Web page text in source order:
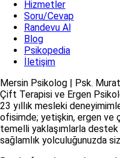
Hizmetler
Soru/Cevap
Randevu Al
Blog
Psikopedia
İletişim
Mersin Psikolog | Psk.
Çift Terapisi ve Ergen
23 yıllık mesleki
ofisimde; yetişkin, ergen ve
temelli yaklaşımlarla destek
sağlamlık yolculuğunuzda